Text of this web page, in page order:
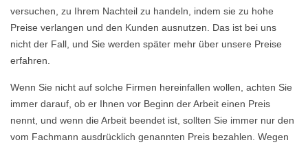
versuchen, zu Ihrem Nachteil zu handeln, indem sie zu hohe
Preise verlangen und den Kunden ausnutzen. Das ist bei uns
nicht der Fall, und Sie werden später mehr über unsere Preise
erfahren.
Wenn Sie nicht auf solche Firmen hereinfallen wollen, achten Sie
immer darauf, ob er Ihnen vor Beginn der Arbeit einen Preis
nennt, und wenn die Arbeit beendet ist, sollten Sie immer nur den
vom Fachmann ausdrücklich genannten Preis bezahlen. Wegen